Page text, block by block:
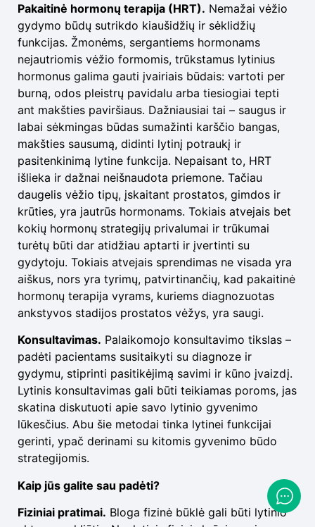
Pakaitinė hormonų terapija (HRT). Nemažai vėžio
gydymo būdų sutrikdo kiaušidžių ir sėklidžių
funkcijas. Žmonėms, sergantiems hormonams
nejautriomis vėžio formomis, trūkstamus lytinius
hormonus galima gauti įvairiais būdais: vartoti per
burną, odos pleistrų pavidalu arba tiesiogiai tepti
ant makšties paviršiaus. Dažniausiai tai – saugus ir
labai sėkmingas būdas sumažinti karščio bangas,
makšties sausumą, didinti lytinį potraukį ir
pasitenkinimą lytine funkcija. Nepaisant to, HRT
išlieka ir dažnai neišnaudota priemone. Tačiau
daugelis vėžio tipų, įskaitant prostatos, gimdos ir
krūties, yra jautrūs hormonams. Tokiais atvejais bet
kokių hormonų strategijų privalumai ir trūkumai
turėtų būti dar atidžiau aptarti ir įvertinti su
gydytoju. Tokiais atvejais sprendimas ne visada yra
aiškus, nors yra tyrimų, patvirtinančių, kad pakaitinė
hormonų terapija vyrams, kuriems diagnozuotas
ankstyvos stadijos prostatos vėžys, yra saugi.
Konsultavimas. Palaikomojo konsultavimo tikslas –
padėti pacientams susitaikyti su diagnoze ir
gydymu, stiprinti pasitikėjimą savimi ir kūno įvaizdį.
Lytinis konsultavimas gali būti teikiamas poroms, jas
skatina diskutuoti apie savo lytinio gyvenimo
lūkesčius. Abu šie metodai tinka lytinei funkcijai
gerinti, ypač derinami su kitomis gyvenimo būdo
strategijomis.
Kaip jūs galite sau padėti?
Fiziniai pratimai. Bloga fizinė būklė gali būti lytinio